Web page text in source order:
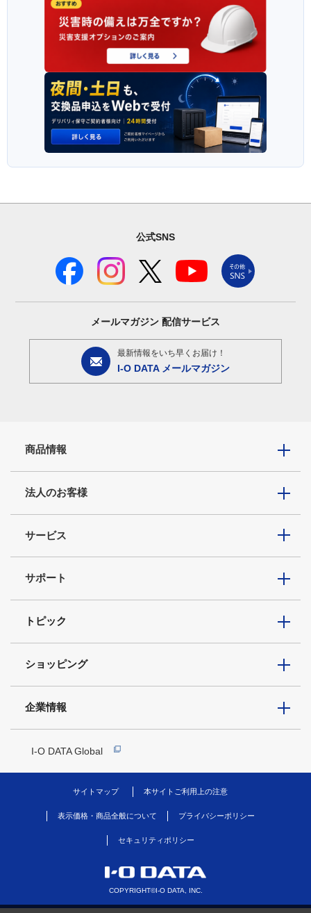
公式SNS
メールマガジン 配信サービス
最新情報をいち早くお届け！
I-O DATA メールマガジン
商品情報
法人のお客様
サービス
サポート
トピック
ショッピング
企業情報
I-O DATA Global
サイトマップ 本サイトご利用上の注意
表示価格・商品全般について プライバシーポリシー
セキュリティポリシー
COPYRIGHT©I-O DATA, INC.